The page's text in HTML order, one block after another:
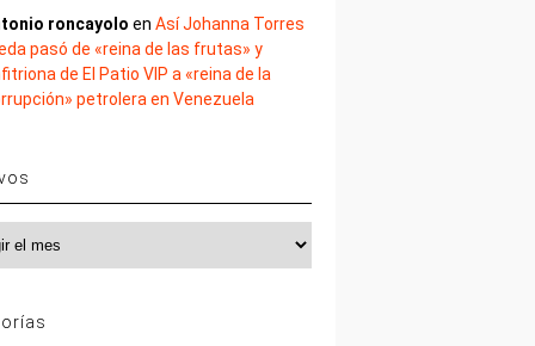
roncayolo enAsí Johanna Torres
pasó de «reina de las frutas» y
de El Patio VIP a «reina de la
petrolera en Venezuela